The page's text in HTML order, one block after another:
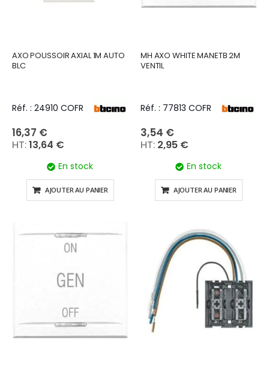
AXO POUSSOIR AXIAL 1M AUTO
BLC
Réf. : 24910 COFR
16,37 €
13,64 €
En stock
AJOUTER AU PANIER
MH AXO WHITE MANETB 2M
VENTIL
Réf. : 77813 COFR
3,54 €
2,95 €
En stock
AJOUTER AU PANIER